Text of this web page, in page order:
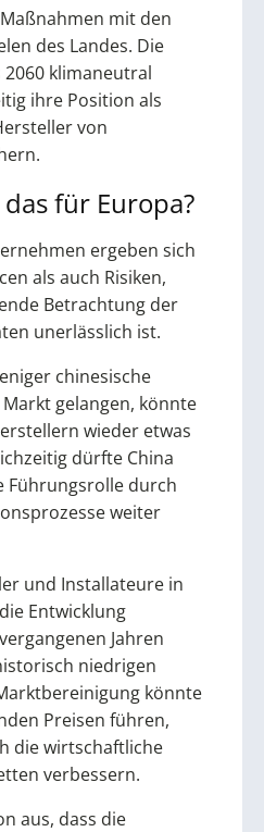
mit den
des Landes. Die
klimaneutral
ihre Position als
von
für Europa?
ergeben sich
als auch Risiken,
Betrachtung der
unerlässlich ist.
chinesische
gelangen, könnte
wieder etwas
dürfte China
Führungsrolle durch
weiter
und Installateure in
Entwicklung
Jahren
niedrigen
könnte
Preisen führen,
die wirtschaftliche
verbessern.
aus, dass die